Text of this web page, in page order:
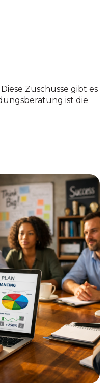
Zuschüsse gibt es
ist die